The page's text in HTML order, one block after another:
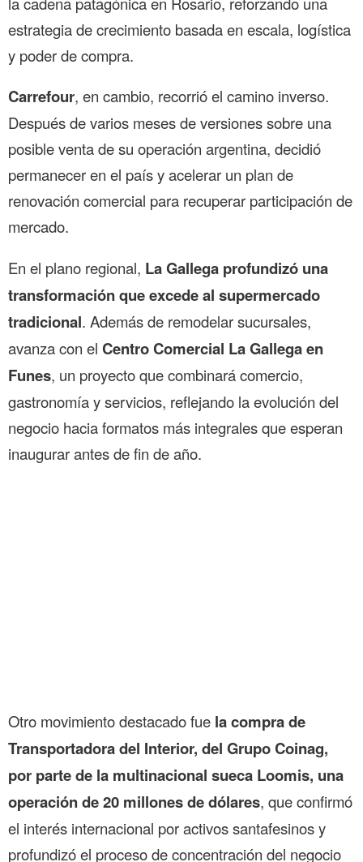
estrategia de crecimiento basada en escala, logística
y poder de compra.
Carrefour, en cambio, recorrió el camino inverso.
Después de varios meses de versiones sobre una
posible venta de su operación argentina, decidió
permanecer en el país y acelerar un plan de
renovación comercial para recuperar participación de
mercado.
En el plano regional, La Gallega profundizó una
transformación que excede al supermercado
tradicional. Además de remodelar sucursales,
avanza con el Centro Comercial La Gallega en
Funes, un proyecto que combinará comercio,
gastronomía y servicios, reflejando la evolución del
negocio hacia formatos más integrales que esperan
inaugurar antes de fin de año.
Otro movimiento destacado fue la compra de
Transportadora del Interior, del Grupo Coinag,
por parte de la multinacional sueca Loomis, una
operación de 20 millones de dólares, que confirmó
el interés internacional por activos santafesinos y
profundizó el proceso de concentración del negocio